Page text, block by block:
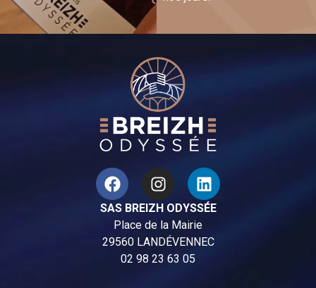
SAS BREIZH ODYSSÉE
Place de la Mairie
29560 LANDÉVENNEC
02 98 23 63 05